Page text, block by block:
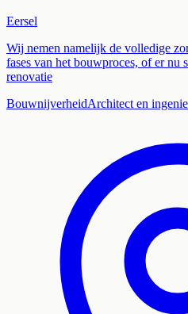
Eersel
Wij nemen namelijk de volledige
fases van het bouwproces, of er nu
renovatie
BouwnijverheidArchitect en